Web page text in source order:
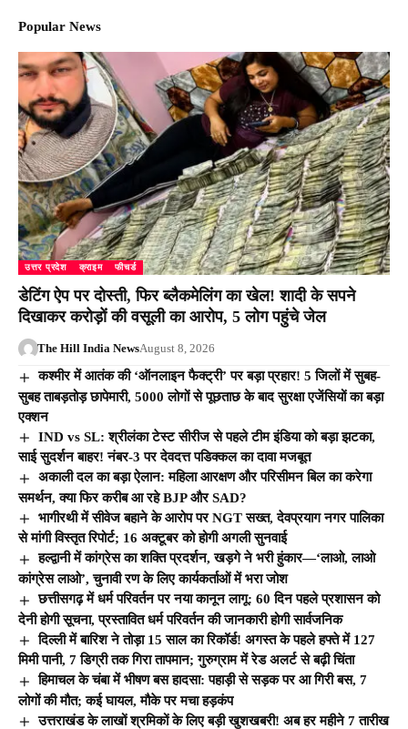
Popular News
उत्तर प्रदेश क्राइम फीचर्ड
डेटिंग ऐप पर दोस्ती, फिर ब्लैकमेलिंग का खेल! शादी के सपने
दिखाकर करोड़ों की वसूली का आरोप, 5 लोग पहुंचे जेल
The Hill India NewsAugust 8, 2026
कश्मीर में आतंक की ‘ऑनलाइन फैक्ट्री’ पर बड़ा प्रहार! 5 जिलों में सुबह-
सुबह ताबड़तोड़ छापेमारी, 5000 लोगों से पूछताछ के बाद सुरक्षा एजेंसियों का बड़ा
एक्शन
IND vs SL: श्रीलंका टेस्ट सीरीज से पहले टीम इंडिया को बड़ा झटका,
साई सुदर्शन बाहर! नंबर-3 पर देवदत्त पडिक्कल का दावा मजबूत
अकाली दल का बड़ा ऐलान: महिला आरक्षण और परिसीमन बिल का करेगा
समर्थन, क्या फिर करीब आ रहे BJP और SAD?
भागीरथी में सीवेज बहाने के आरोप पर NGT सख्त, देवप्रयाग नगर पालिका
से मांगी विस्तृत रिपोर्ट; 16 अक्टूबर को होगी अगली सुनवाई
हल्द्वानी में कांग्रेस का शक्ति प्रदर्शन, खड़गे ने भरी हुंकार—‘लाओ, लाओ
कांग्रेस लाओ’, चुनावी रण के लिए कार्यकर्ताओं में भरा जोश
छत्तीसगढ़ में धर्म परिवर्तन पर नया कानून लागू: 60 दिन पहले प्रशासन को
देनी होगी सूचना, प्रस्तावित धर्म परिवर्तन की जानकारी होगी सार्वजनिक
दिल्ली में बारिश ने तोड़ा 15 साल का रिकॉर्ड! अगस्त के पहले हफ्ते में 127
मिमी पानी, 7 डिग्री तक गिरा तापमान; गुरुग्राम में रेड अलर्ट से बढ़ी चिंता
हिमाचल के चंबा में भीषण बस हादसा: पहाड़ी से सड़क पर आ गिरी बस, 7
लोगों की मौत; कई घायल, मौके पर मचा हड़कंप
उत्तराखंड के लाखों श्रमिकों के लिए बड़ी खुशखबरी! अब हर महीने 7 तारीख